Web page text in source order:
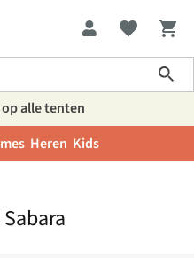
alle tenten
Heren Kids